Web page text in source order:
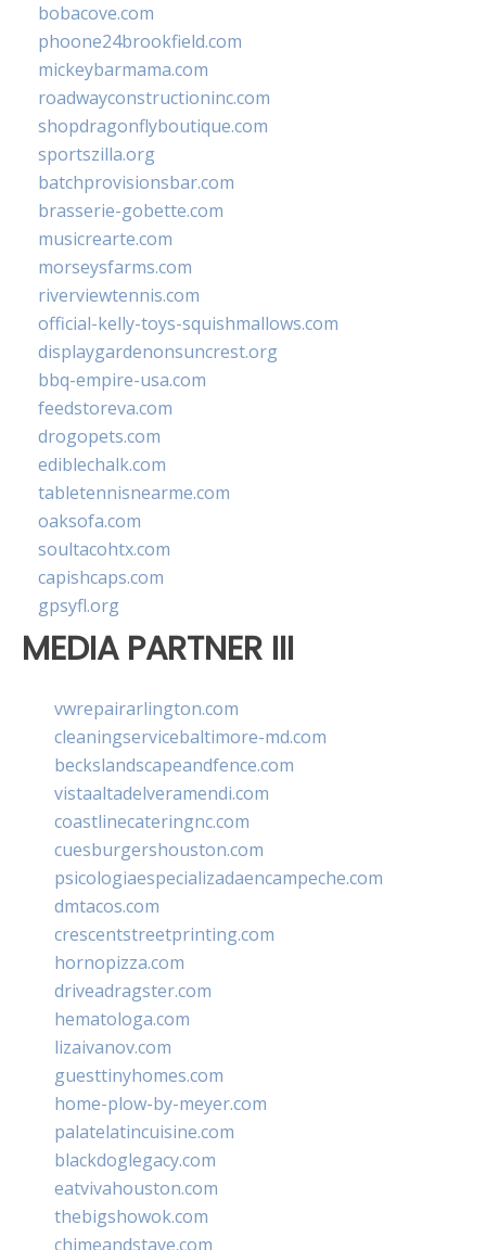
bobacove.com
phoone24brookfield.com
mickeybarmama.com
roadwayconstructioninc.com
shopdragonflyboutique.com
sportszilla.org
batchprovisionsbar.com
brasserie-gobette.com
musicrearte.com
morseysfarms.com
riverviewtennis.com
official-kelly-toys-squishmallows.com
displaygardenonsuncrest.org
bbq-empire-usa.com
feedstoreva.com
drogopets.com
ediblechalk.com
tabletennisnearme.com
oaksofa.com
soultacohtx.com
capishcaps.com
gpsyfl.org
MEDIA PARTNER III
vwrepairarlington.com
cleaningservicebaltimore-md.com
beckslandscapeandfence.com
vistaaltadelveramendi.com
coastlinecateringnc.com
cuesburgershouston.com
psicologiaespecializadaencampeche.com
dmtacos.com
crescentstreetprinting.com
hornopizza.com
driveadragster.com
hematologa.com
lizaivanov.com
guesttinyhomes.com
home-plow-by-meyer.com
palatelatincuisine.com
blackdoglegacy.com
eatvivahouston.com
thebigshowok.com
chimeandstave.com